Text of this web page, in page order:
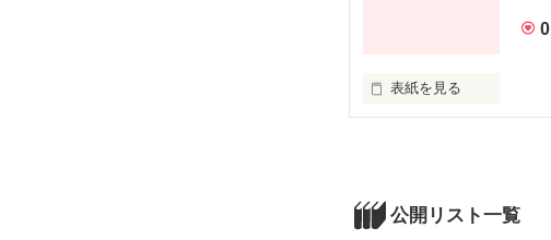
0
表紙を見る
公開リスト一覧